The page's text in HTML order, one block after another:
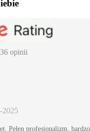
36 opinii
2025
Pełen profesjonalizm,